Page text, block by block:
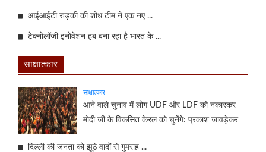
आईआईटी रुड़की की शोध टीम ने एक नए ...
टेक्नोलॉजी इनोवेशन हब बना रहा है भारत के ...
साक्षात्कार
साक्षात्कार
आने वाले चुनाव में लोग UDF और LDF को नकारकर
मोदी जी के विकसित केरल को चुनेंगे: प्रकाश जावड़ेकर
दिल्ली की जनता को झूठे वादों से गुमराह ...